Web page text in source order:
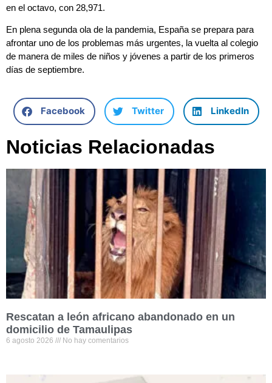
en el octavo, con 28,971.
En plena segunda ola de la pandemia, España se prepara para
afrontar uno de los problemas más urgentes, la vuelta al colegio
de manera de miles de niños y jóvenes a partir de los primeros
días de septiembre.
Facebook Twitter LinkedIn
Noticias Relacionadas
Rescatan a león africano abandonado en un
domicilio de Tamaulipas
6 agosto 2026 No hay comentarios